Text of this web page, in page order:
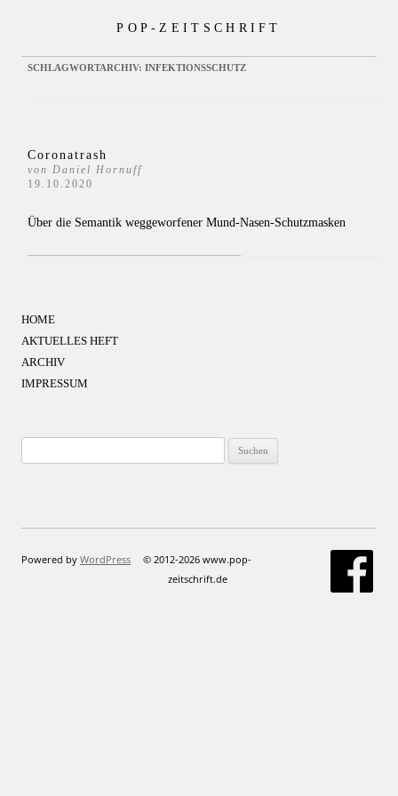
POP-ZEITSCHRIFT
SCHLAGWORTARCHIV: INFEKTIONSSCHUTZ
Coronatrash
von Daniel Hornuff
19.10.2020
Über die Semantik weggeworfener Mund-Nasen-Schutzmasken
HOME
AKTUELLES HEFT
ARCHIV
IMPRESSUM
nach:
Powered by WordPress
© 2012-2026 www.pop-
zeitschrift.de